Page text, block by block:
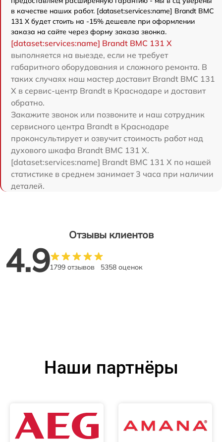
в качестве наших работ. [dataset:services:name] Brandt BMC
131 X будет стоить на -15% дешевле при оформлении
заказа на сайте через форму заказа звонка.
[dataset:services:name] Brandt BMC 131 X
выполняется на выезде, если не требует
габаритного оборудования и сложного ремонта. В
таких случаях наш мастер доставит Brandt BMC 131
X в сервис-центр Brandt в Краснодаре и доставит
обратно.
Закажите звонок или позвоните и наш сотрудник
сервисного центра Brandt в Краснодаре
проконсультирует и озвучит стоимость работ над
духового шкафа Brandt BMC 131 X.
[dataset:services:name] Brandt BMC 131 X по нашей
статистике в среднем занимает 3 часа при наличии
деталей.
Отзывы клиентов
4.91799 отзывов 5358 оценок
Наши партнёры